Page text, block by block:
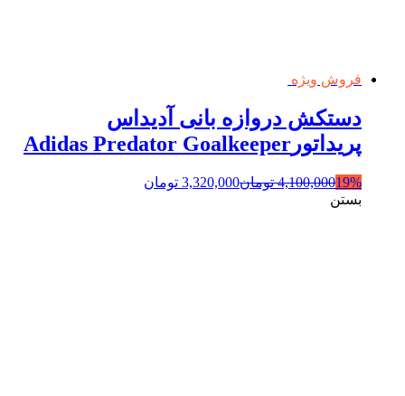
فروش ویژه
دستکش دروازه بانی آدیداس
پریداتورAdidas Predator Goalkeeper
19%
4,100,000 تومان3,320,000 تومان
بستن